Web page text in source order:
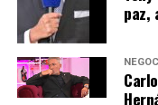
Además, la
geopolíticas en
recuperación. Sin
implementado
paz,